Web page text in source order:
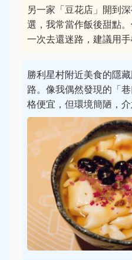
另一家「豆花店」開到
選，我常當作飯後甜點
一次去還迷路，建議用手
勝利星村附近美食的隱
路。像我偶然發現的「
格便宜，但環境簡陋，介